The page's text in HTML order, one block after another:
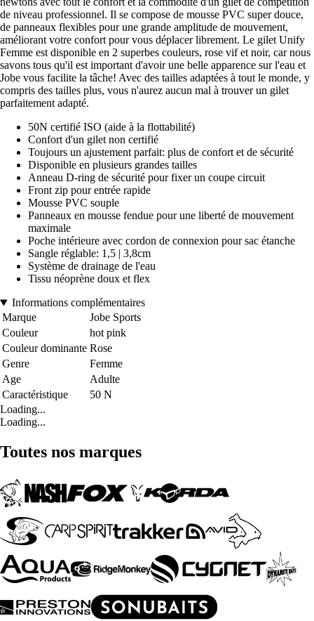
de niveau professionnel. Il se compose de mousse PVC super douce,
de panneaux flexibles pour une grande amplitude de mouvement,
améliorant votre confort pour vous déplacer librement. Le gilet Unify
Femme est disponible en 2 superbes couleurs, rose vif et noir, car nous
savons tous qu'il est important d'avoir une belle apparence sur l'eau et
Jobe vous facilite la tâche! Avec des tailles adaptées à tout le monde, y
compris des tailles plus, vous n'aurez aucun mal à trouver un gilet
parfaitement adapté.
50N certifié ISO (aide à la flottabilité)
Confort d'un gilet non certifié
Toujours un ajustement parfait: plus de confort et de sécurité
Disponible en plusieurs grandes tailles
Anneau D-ring de sécurité pour fixer un coupe circuit
Front zip pour entrée rapide
Mousse PVC souple
Panneaux en mousse fendue pour une liberté de mouvement
maximale
Poche intérieure avec cordon de connexion pour sac étanche
Sangle réglable: 1,5 | 3,8cm
Système de drainage de l'eau
Tissu néoprène doux et flex
Informations complémentaires
Marque
Jobe Sports
Couleur
hot pink
Couleur dominante Rose
Genre
Femme
Age
Adulte
Caractéristique
50 N
Loading...
Loading...
Toutes nos marques